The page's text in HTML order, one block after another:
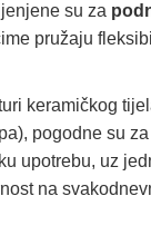
su za
pružaju
keramičkog
pogodne su za
upotrebu, uz
na